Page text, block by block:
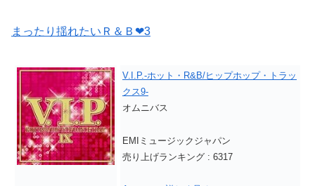
まったり揺れたいＲ＆Ｂ❤3
V.I.P.-ホット・R&B/ヒップホップ・トラッ
クス9-
オムニバス
EMIミュージックジャパン
売り上げランキング : 6317